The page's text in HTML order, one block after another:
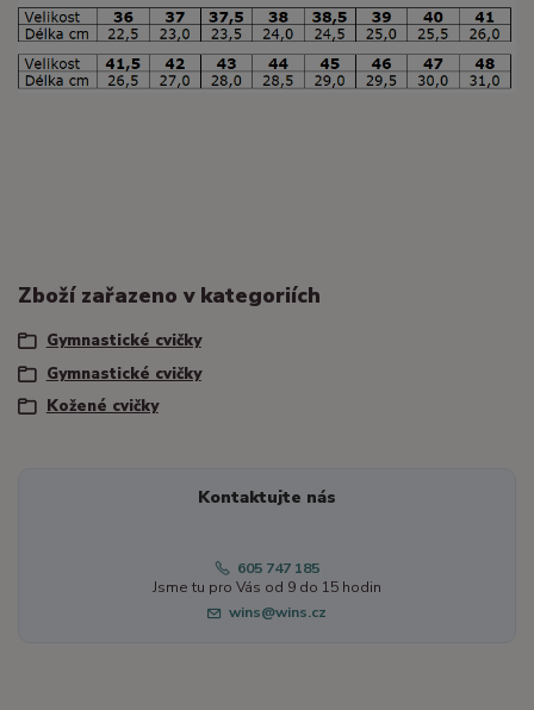
Zboží zařazeno v kategoriích
Gymnastické cvičky
Gymnastické cvičky
Kožené cvičky
Kontaktujte nás
605 747 185
Jsme tu pro Vás od 9 do 15 hodin
wins@wins.cz